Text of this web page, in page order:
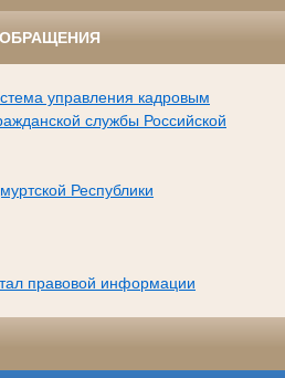
управления кадровым
службы Российской
Республики
правовой информации